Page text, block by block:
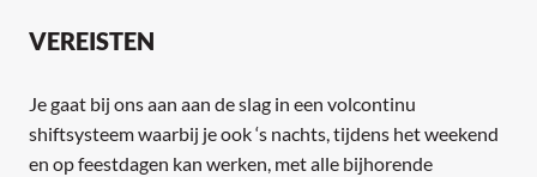
VEREISTEN
Je gaat bij ons aan aan de slag in een volcontinu
shiftsysteem waarbij je ook ‘s nachts, tijdens het weekend
en op feestdagen kan werken, met alle bijhorende